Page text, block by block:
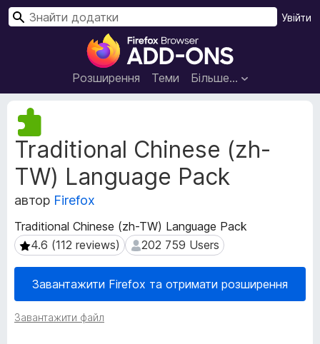
Д
о
д
а
и
б
р
з
е
р
а
F
Розширення Теми Більше…
Увійти
П
Traditional Chinese (zh-
TW) Language Pack
автор Firefox
Traditional Chinese (zh-TW) Language Pack
4.6 (112 reviews)
4.6 (112 reviews) 202 759 Users
202 759 Users
Завантажити Firefox та отримати розширення
Завантажити файл
М
е
т
д
н
і
р
о
з
е